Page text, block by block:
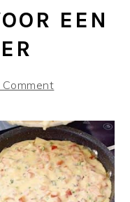
EEN
Comment